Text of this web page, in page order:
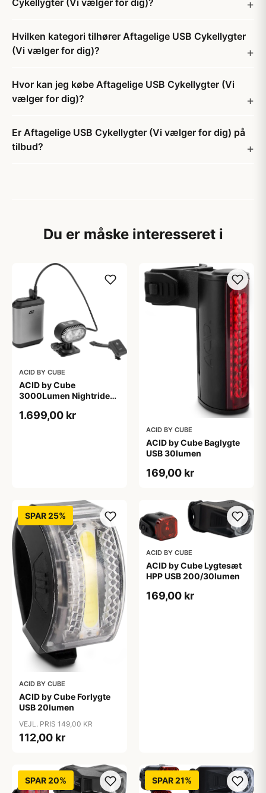
Cykellygter (Vi vælger for dig)?
Hvilken kategori tilhører Aftagelige USB Cykellygter
(Vi vælger for dig)?
Hvor kan jeg købe Aftagelige USB Cykellygter (Vi
vælger for dig)?
Er Aftagelige USB Cykellygter (Vi vælger for dig) på
tilbud?
Du er måske interesseret i
ACID BY CUBE
ACID by Cube
3000Lumen Nightride
1.699,00 kr
ACID BY CUBE
ACID by Cube Baglygte
USB 30lumen
169,00 kr
SPAR 25%
ACID BY CUBE
ACID by Cube Forlygte
USB 20lumen
VEJL. PRIS 149,00 KR
112,00 kr
ACID BY CUBE
ACID by Cube Lygtesæt
HPP USB 200/30lumen
169,00 kr
SPAR 20% SPAR 21%